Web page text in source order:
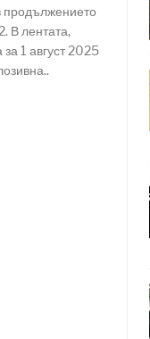
продължението
В лентата,
1 август 2025